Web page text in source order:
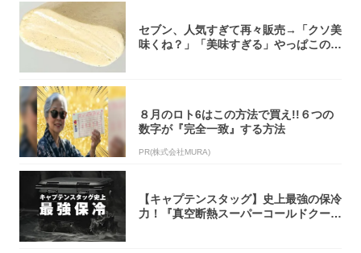
セブン、人気すぎて再々販売→「クソ美
味くね？」「美味すぎる」やっぱこのク
８月のロト6はこの方法で買え!!６つの
数字が『完全一致』する方法
PR(株式会社MURA)
【キャプテンスタッグ】史上最強の保冷
力！『真空断熱スーパーコールドクーラ